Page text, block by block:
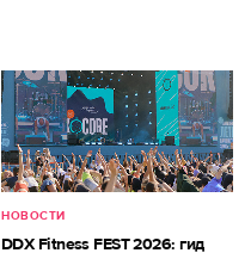
НОВОСТИ
DDX Fitness FEST 2026: гид